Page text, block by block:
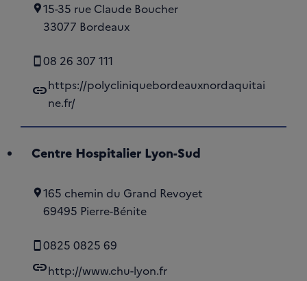
15-35 rue Claude Boucher
33077 Bordeaux
08 26 307 111
linkhttps://polycliniquebordeauxnordaquitai
ne.fr/
Centre Hospitalier Lyon-Sud
165 chemin du Grand Revoyet
69495 Pierre-Bénite
0825 0825 69
linkhttp://www.chu-lyon.fr